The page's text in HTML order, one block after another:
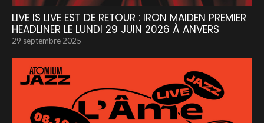
LIVE IS LIVE EST DE RETOUR : IRON MAIDEN PREMIER
HEADLINER LE LUNDI 29 JUIN 2026 À ANVERS
29 septembre 2025